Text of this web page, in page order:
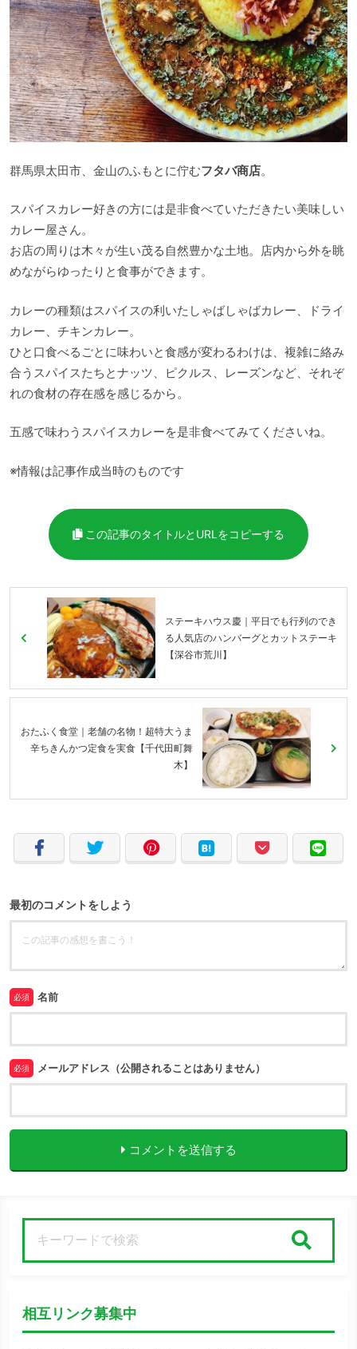
群馬県太田市、金山のふもとに佇むフタバ商店。
スパイスカレー好きの方には是非食べていただきたい美味しい
カレー屋さん。
お店の周りは木々が生い茂る自然豊かな土地。店内から外を眺
めながらゆったりと食事ができます。
カレーの種類はスパイスの利いたしゃばしゃばカレー、ドライ
カレー、チキンカレー。
ひと口食べるごとに味わいと食感が変わるわけは、複雑に絡み
合うスパイスたちとナッツ、ピクルス、レーズンなど、それぞ
れの食材の存在感を感じるから。
五感で味わうスパイスカレーを是非食べてみてくださいね。
※情報は記事作成当時のものです
この記事のタイトルとURLをコピーする
ステーキハウス慶｜平日でも行列のでき
る人気店のハンバーグとカットステーキ
【深谷市荒川】
おたふく食堂｜老舗の名物！超特大うま
辛ちきんかつ定食を実食【千代田町舞
木】
最初のコメントをしよう
必須 名前
必須 メールアドレス（公開されることはありません）
コメントを送信する
相互リンク募集中